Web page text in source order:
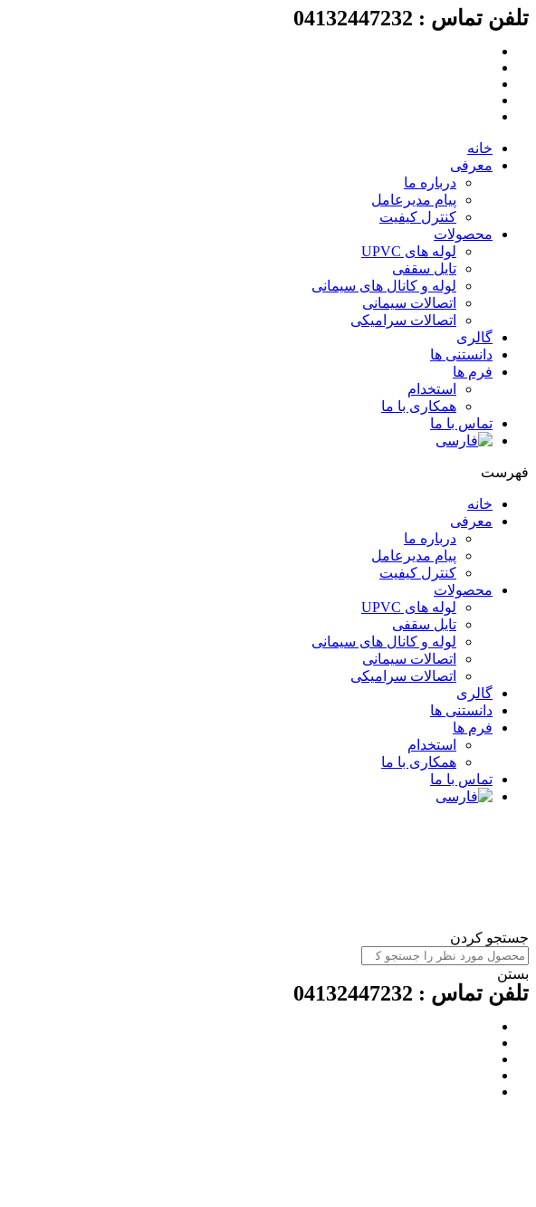
پرش
محتوا
تلفن تماس : 04132447232
خانه
معرفی
درباره ما
پیام مدیرعامل
کنترل کیفیت
محصولات
لوله های UPVC
تایل سقفی
لوله و کانال های سیمانی
اتصالات سیمانی
اتصالات سرامیکی
گالری
دانستنی ها
فرم ها
استخدام
همکاری با ما
تماس با ما
فهرست
خانه
معرفی
درباره ما
پیام مدیرعامل
کنترل کیفیت
محصولات
لوله های UPVC
تایل سقفی
لوله و کانال های سیمانی
اتصالات سیمانی
اتصالات سرامیکی
گالری
دانستنی ها
فرم ها
استخدام
همکاری با ما
تماس با ما
جستجو کردن
بستن
تلفن تماس : 04132447232